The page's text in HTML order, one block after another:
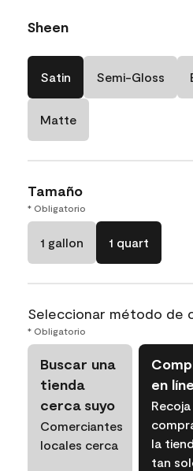
Sheen
Satin Semi-Gloss
Matte
Tamaño
* Obligatorio
1 gallon 1 quart
Seleccionar método de
* Obligatorio
Buscar una
tienda
cerca suyo
Comerciantes
locales cerca
en
Recoja
la
tan